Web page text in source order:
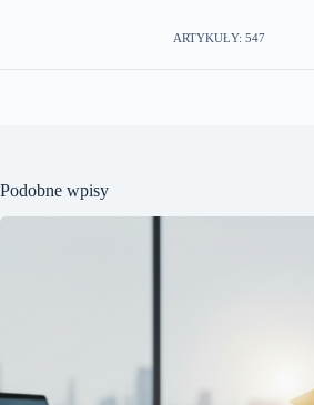
ARTYKUŁY: 547
Podobne wpisy